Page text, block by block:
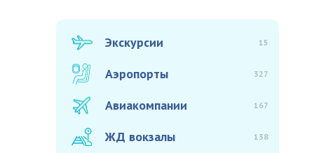
Экскурсии 15
Аэропорты 327
Авиакомпании 167
ЖД вокзалы 138